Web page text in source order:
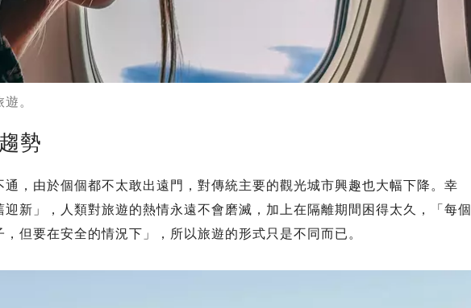
。
勢
通，由於個個都不太敢出遠門，對傳統主要的觀光城市興趣也大幅下降。幸
新」，人類對旅遊的熱情永遠不會磨滅，加上在隔離期間困得太久，「每個
，但要在安全的情況下」，所以旅遊的形式只是不同而已。